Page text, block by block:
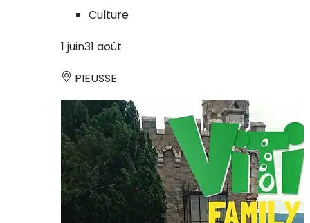
Culture
1 juin31 août
PIEUSSE